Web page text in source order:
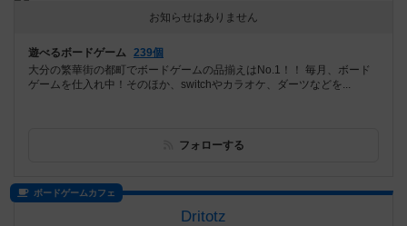
お知らせはありません
遊べるボードゲーム 239個
大分の繁華街の都町でボードゲームの品揃えはNo.1！！ 毎月、ボード
ゲームを仕入れ中！そのほか、switchやカラオケ、ダーツなどを...
フォローする
ボードゲームカフェ
Dritotz